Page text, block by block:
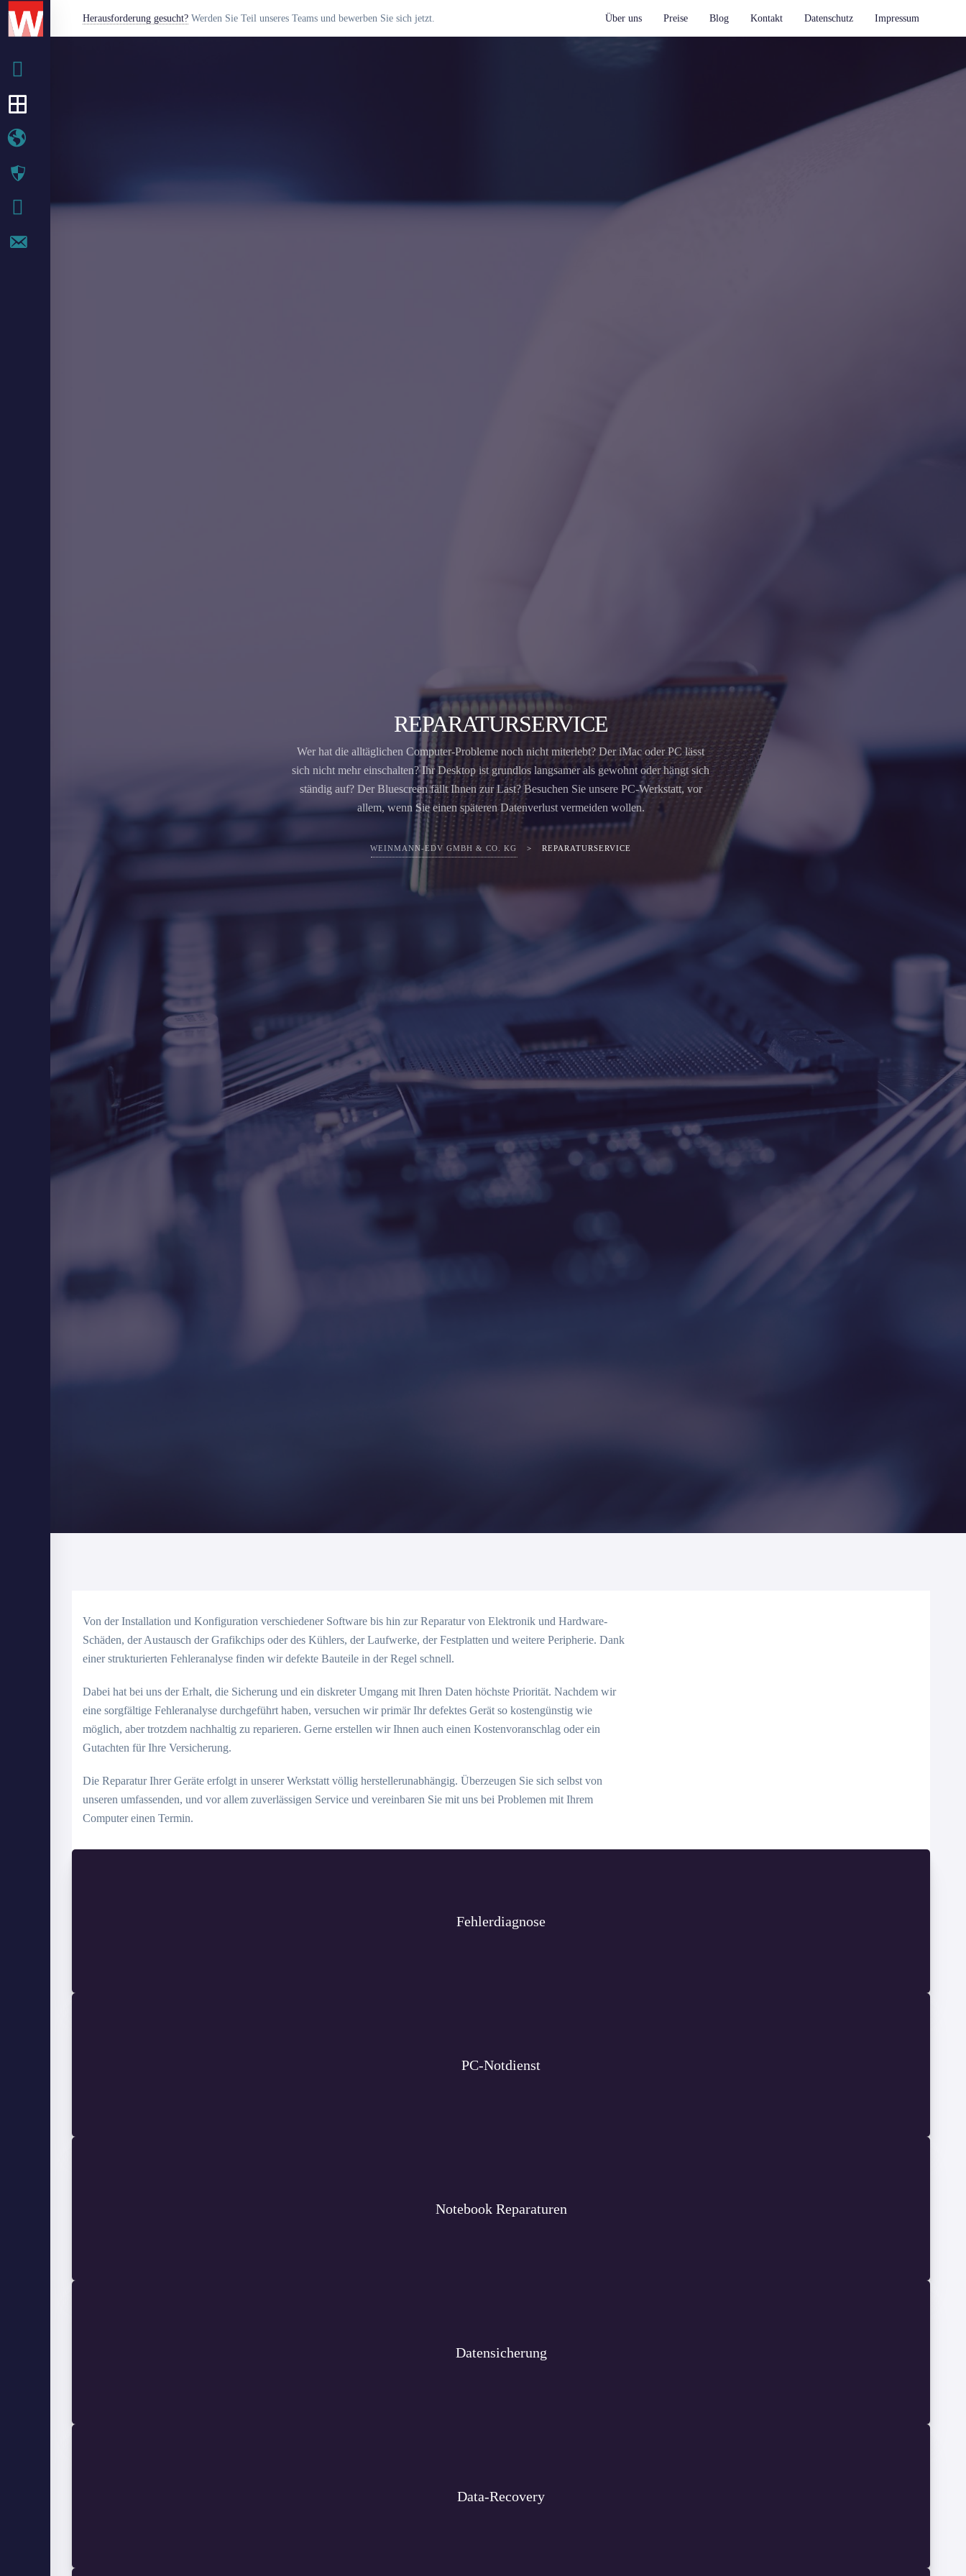
Herausforderung gesucht?Werden Sie Teil unseres Teams und bewerben Sie sich jetzt. Über uns Preise Blog Kontakt Datenschutz Impressum
IT BLOG
REPARATURSERVICE
Wer hat die alltäglichen Computer-Probleme noch nicht miterlebt? Der iMac oder PC lässt
sich nicht mehr einschalten? Ihr Desktop ist grundlos langsamer als gewohnt oder hängt sich
ständig auf? Der Bluescreen fällt Ihnen zur Last? Besuchen Sie unsere PC-Werkstatt, vor
allem, wenn Sie einen späteren Datenverlust vermeiden wollen.
WEINMANN-EDV GMBH & CO. KG > REPARATURSERVICE
Von der Installation und Konfiguration verschiedener Software bis hin zur Reparatur von Elektronik und Hardware-
Schäden, der Austausch der Grafikchips oder des Kühlers, der Laufwerke, der Festplatten und weitere Peripherie. Dank
einer strukturierten Fehleranalyse finden wir defekte Bauteile in der Regel schnell.
Dabei hat bei uns der Erhalt, die Sicherung und ein diskreter Umgang mit Ihren Daten höchste Priorität. Nachdem wir
eine sorgfältige Fehleranalyse durchgeführt haben, versuchen wir primär Ihr defektes Gerät so kostengünstig wie
möglich, aber trotzdem nachhaltig zu reparieren. Gerne erstellen wir Ihnen auch einen Kostenvoranschlag oder ein
Gutachten für Ihre Versicherung.
Die Reparatur Ihrer Geräte erfolgt in unserer Werkstatt völlig herstellerunabhängig. Überzeugen Sie sich selbst von
unseren umfassenden, und vor allem zuverlässigen Service und vereinbaren Sie mit uns bei Problemen mit Ihrem
Computer einen Termin.
Fehlerdiagnose
PC-Notdienst
Notebook Reparaturen
Datensicherung
Data-Recovery